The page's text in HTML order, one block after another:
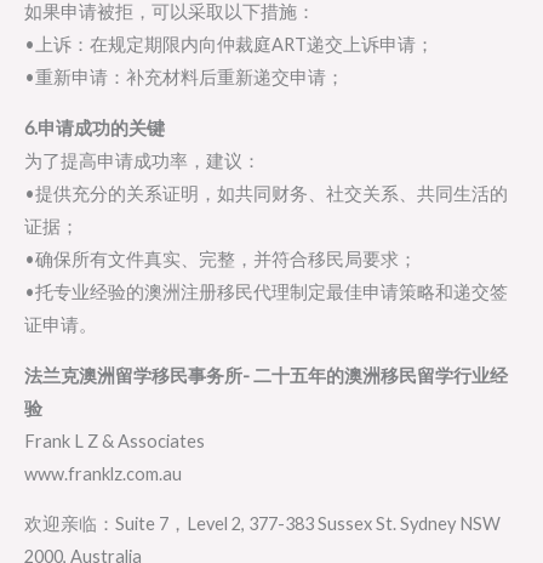
如果申请被拒，可以采取以下措施：
•上诉：在规定期限内向仲裁庭ART递交上诉申请；
•重新申请：补充材料后重新递交申请；
6.申请成功的关键
为了提高申请成功率，建议：
•提供充分的关系证明，如共同财务、社交关系、共同生活的
证据；
•确保所有文件真实、完整，并符合移民局要求；
•托专业经验的澳洲注册移民代理制定最佳申请策略和递交签
证申请。
法兰克澳洲留学移民事务所- 二十五年的澳洲移民留学行业经
验
Frank L Z & Associates
www.franklz.com.au
欢迎亲临：Suite 7，Level 2, 377-383 Sussex St. Sydney NSW
2000, Australia